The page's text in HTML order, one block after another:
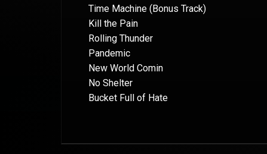
Time Machine (Bonus Track)
Kill the Pain
Rolling Thunder
Pandemic
New World Comin
No Shelter
Bucket Full of Hate